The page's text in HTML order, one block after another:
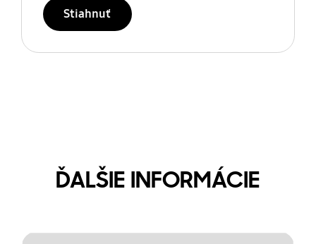
Stiahnuť
ĎALŠIE INFORMÁCIE